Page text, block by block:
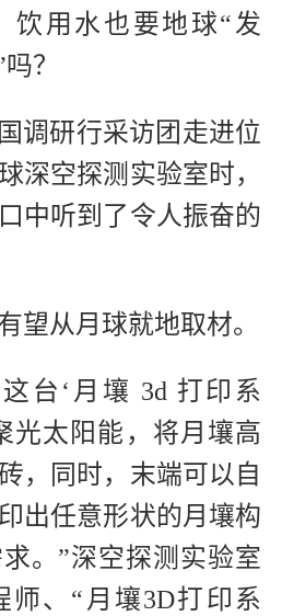
饮用水也要地球“发
？
调研行采访团走进位
深空探测实验室时，
中听到了令人振奋的
望从月球就地取材。
台‘月壤 3d 打印系
光太阳能，将月壤高
，同时，末端可以自
出任意形状的月壤构
。”深空探测实验室
师、“月壤3D打印系